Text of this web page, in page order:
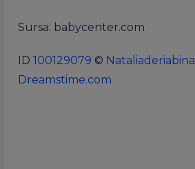
Sursa: babycenter.com
ID 100129079 © Nataliaderiabina
Dreamstime.com